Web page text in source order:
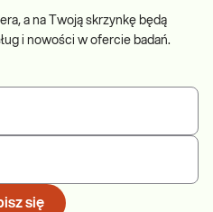
a na Twoją skrzynkę będą
i nowości w ofercie badań.
się